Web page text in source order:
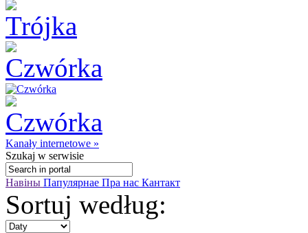
Kanały internetowe »
Szukaj w serwisie
Навіны Папулярнае Пра нас Кантакт
Sortuj według: